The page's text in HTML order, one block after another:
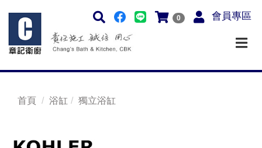
0 會員專區
首頁 浴缸 獨立浴缸